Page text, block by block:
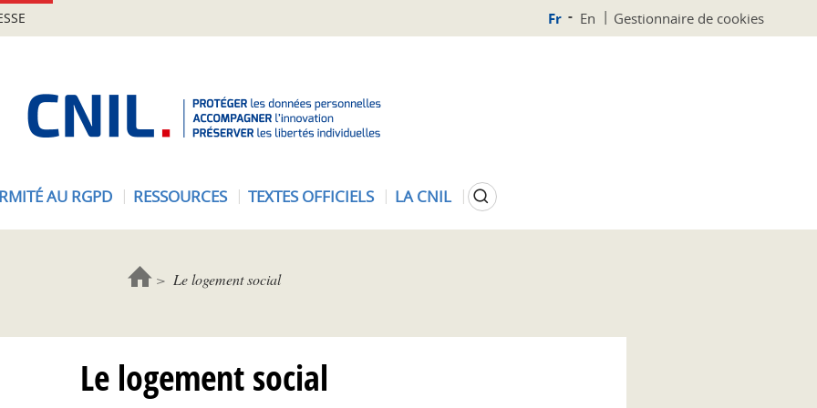
Fr En Gestionnaire de cookies
AU RGPD RESSOURCES TEXTES OFFICIELS LA CNIL Rechercher
Le logement social
Le logement social